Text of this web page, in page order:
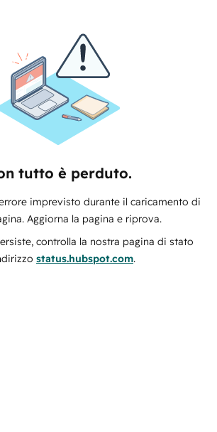
tutto è perduto.
imprevisto durante il caricamento di
Aggiorna la pagina e riprova.
controlla la nostra pagina di stato
status.hubspot.com.